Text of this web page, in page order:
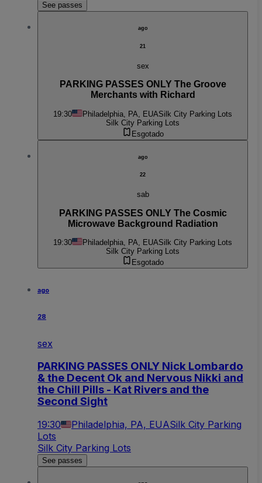
See passes
ago
21
sex
PARKING PASSES ONLY The Groove
Merchants with Richard
19:30 Philadelphia, PA, EUASilk City Parking Lots
Silk City Parking Lots
Esgotado
ago
22
sab
PARKING PASSES ONLY The Cosmic
Microwave Background Radiation
19:30 Philadelphia, PA, EUASilk City Parking Lots
Silk City Parking Lots
Esgotado
ago
28
sex
PARKING PASSES ONLY Nick Lombardo
& the Decent Ok and Nervous Nikki and
the Chill Pills - Kat Rivers and the
Second Sight
19:30 Philadelphia, PA, EUASilk City Parking
Lots
Silk City Parking Lots
See passes